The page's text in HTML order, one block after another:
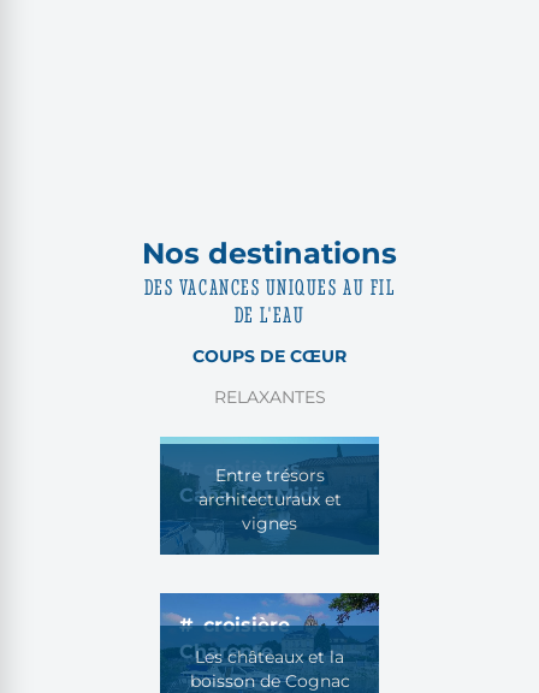
Nos destinations
DES VACANCES UNIQUES AU FIL
DE L'EAU
COUPS DE CŒUR
RELAXANTES
croisières
Canal du Midi
Entre trésors
architecturaux et
vignes
croisière
Charente
Les châteaux et la
boisson de Cognac